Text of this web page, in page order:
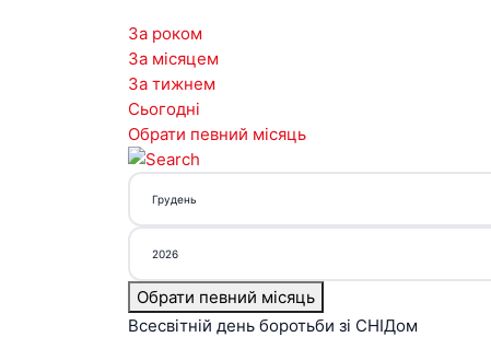
За роком
За місяцем
За тижнем
Сьогодні
Обрати певний місяць
Обрати певний місяць
Всесвітній день боротьби зі СНІДом